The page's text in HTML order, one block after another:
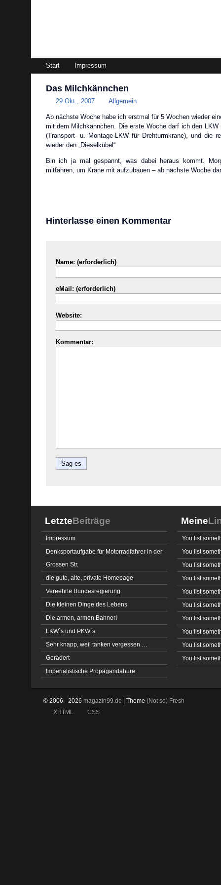
Start Impressum
Das Milchkännchen
29 Okt., 2007 Allgemein
Ab nächste Woche habe ich erstmal für 5 Wochen wieder
mit dem Milchkännchen. Die erste Woche darf ich den LKW
(Transport- u. Montage-LKW für Drehturmkrane), und die
wieder den „Dieselkübel“
Bin ich ja mal gespannt, was dabei heraus kommt.
mitfahren, um Krane mit aufzubauen – ab nächste Woche
Hinterlasse einen Kommentar
Name: (erforderlich)
eMail: (erforderlich)
Website:
Kommentar:
LetzteBeiträge
Impressum
Denksportaufgabe für Motorradfahrer in der
Grossen Str.
die gute, alte, private Homepage
Vereehrte Bundesregierung
Die kleinen Dinge des Lebens
Die armen, armen Bahner!
LKW´s und PKW´s
Sehr knapp, weil tanken vergessen …
Gerädert
Imperialistische Propagandahure
Meine
You list
You list
You list
You list
You list
You list
You list
You list
You list
You list
© 2006 - 2026 magazin99.de | Theme (Not so) Fresh
XHTML
CSS